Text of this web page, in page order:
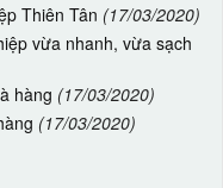
Thiên Tân (17/03/2020)
vừa nhanh, vừa sạch
hàng (17/03/2020)
(17/03/2020)